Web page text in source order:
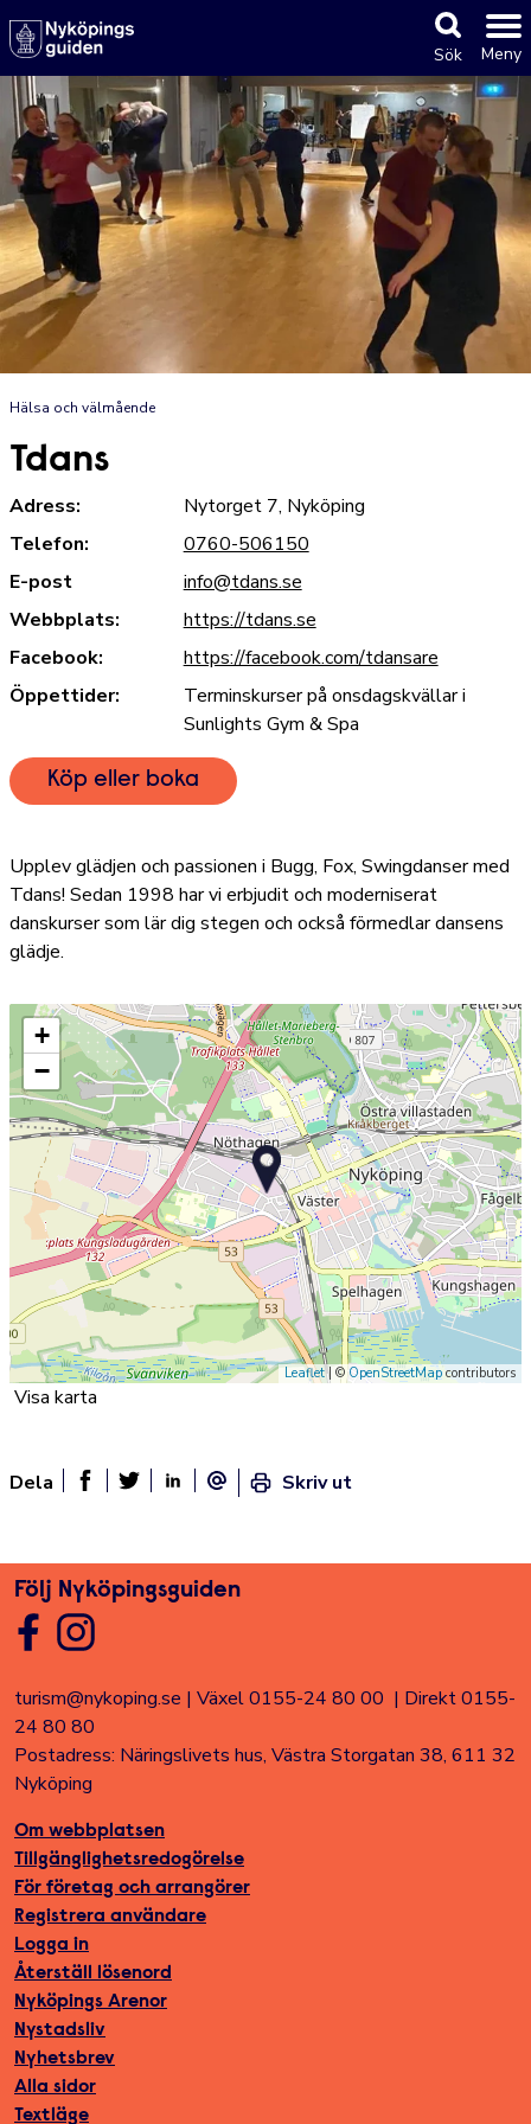
Sök Meny
Hälsa och välmående
Tdans
Adress:
Nytorget 7, Nyköping
Telefon:
0760-506150
E-post
info@tdans.se
Webbplats:
https://tdans.se
Facebook:
https://facebook.com/tdansare
Öppettider:
Terminskurser på onsdagskvällar i
Sunlights Gym & Spa
Köp eller boka
Upplev glädjen och passionen i Bugg, Fox, Swingdanser med
Tdans! Sedan 1998 har vi erbjudit och moderniserat
danskurser som lär dig stegen och också förmedlar dansens
glädje.
+
−
Leaflet| ©OpenStreetMap contributors
Visa karta
Dela
Dela sidan på Facebook
E-post
Skriv ut
Följ Nyköpingsguiden
turism@nykoping.se | Växel 0155-24 80 00 | Direkt 0155-
24 80 80
Postadress: Näringslivets hus, Västra Storgatan 38, 611 32
Nyköping
Om webbplatsen
Tillgänglighetsredogörelse
För företag och arrangörer
Registrera användare
Logga in
Återställ lösenord
Nyköpings Arenor
Nystadsliv
Nyhetsbrev
Alla sidor
Textläge